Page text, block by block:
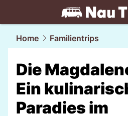
travel.NAU.ch
Home Familientrips
Die
Ein
Paradies im